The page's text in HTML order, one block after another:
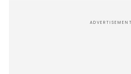
ADVERTISEMENT